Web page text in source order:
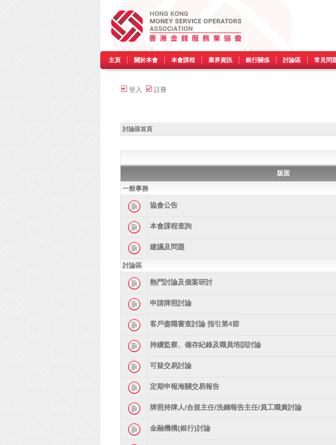
主頁 關於本會 本會課程 業界資訊 銀行關係 討論區 常見問
登入 註冊
討論區首頁
版面
一般事務
協會公告
本會課程查詢
建議及問題
討論區
熱門討論及個案研討
申請牌照討論
客戶盡職審查討論 指引第4節
持續監察、備存紀錄及職員培訓討論
可疑交易討論
定期申報海關交易報告
牌照持牌人/合規主任/洗錢報告主任/員工職責討論
金融機構(銀行)討論